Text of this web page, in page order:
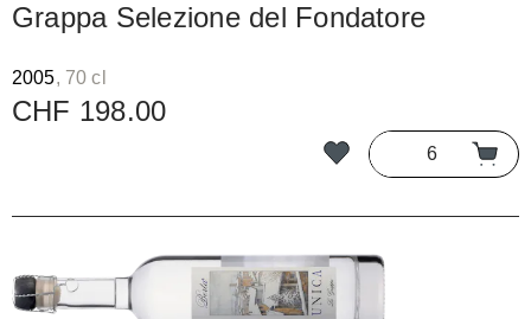
Grappa Selezione del Fondatore
2005, 70 cl
CHF 198.00